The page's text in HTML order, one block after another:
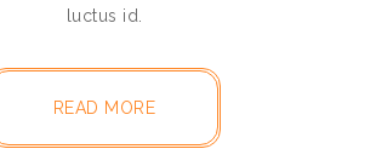
luctus id.
READ MORE